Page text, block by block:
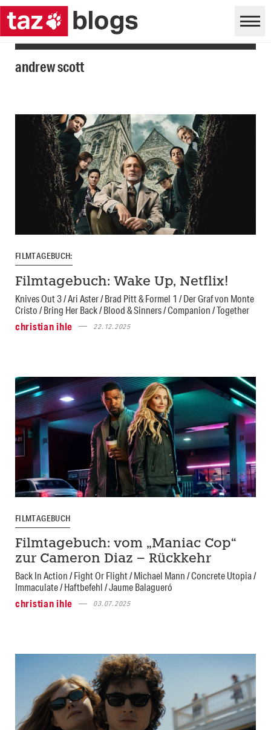
andrew scott
FILMTAGEBUCH:
Filmtagebuch: Wake Up, Netflix!
Knives Out 3 / Ari Aster / Brad Pitt & Formel 1 / Der Graf von Monte
Cristo / Bring Her Back / Blood & Sinners / Companion / Together
christian ihle
22.12.2025
FILMTAGEBUCH
Filmtagebuch: vom „Maniac Cop“
zur Cameron Diaz – Rückkehr
Back In Action / Fight Or Flight / Michael Mann / Concrete Utopia /
Immaculate / Haftbefehl / Jaume Balagueró
christian ihle
03.07.2025